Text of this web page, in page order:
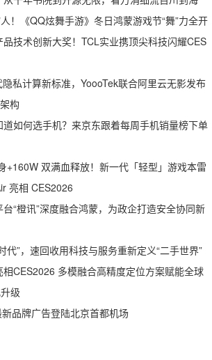
人！《QQ炫舞手游》冬日鸿蒙游戏节“舞”力全开
品技术创新大奖！TCL实业携顶尖科技闪耀CES
私计算新标准，YoooTek联合阿里云无影发布
构
道如何选手机？来京东跟着每周手机销量榜下单
+160W 双满血释放！新一代「轻型」游戏本雷
亮相 CES2026
台“橙讯”深度融合鸿蒙，为政企打造安全协同新
代”，速回收用科技与服务重新定义“二手世界”
相CES2026 多模融合高精度定位方案赋能全球
级
品牌广告登陆北京首都机场